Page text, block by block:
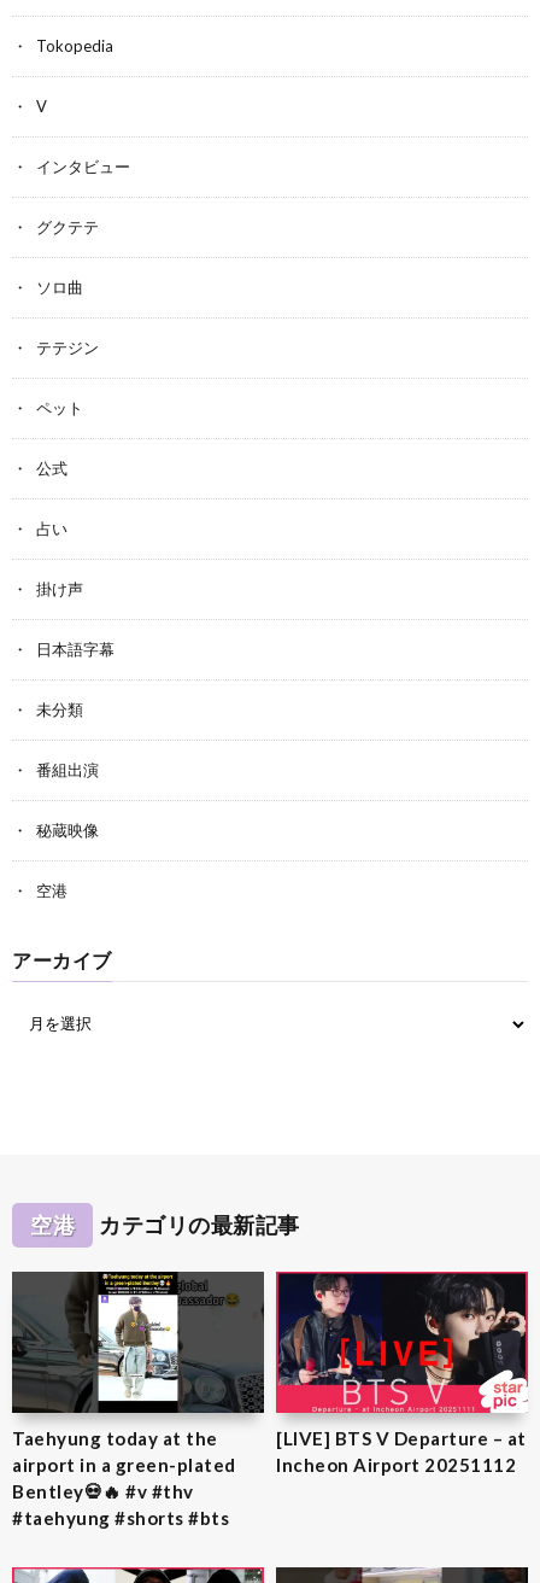
Tokopedia
V
インタビュー
グクテテ
ソロ曲
テテジン
ペット
公式
占い
掛け声
日本語字幕
未分類
番組出演
秘蔵映像
空港
アーカイブ
空港 カテゴリの最新記事
Taehyung today at the
airport in a green-plated
Bentley💀🔥 #v #thv
#taehyung #shorts #bts
[LIVE] BTS V Departure – at
Incheon Airport 20251112